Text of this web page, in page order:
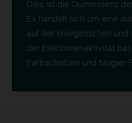
Dies ist die Quintessenz
Es handelt sich um eine
auf der energetischen
der Elektronenaktivität
Farbscheiben und Nogier-